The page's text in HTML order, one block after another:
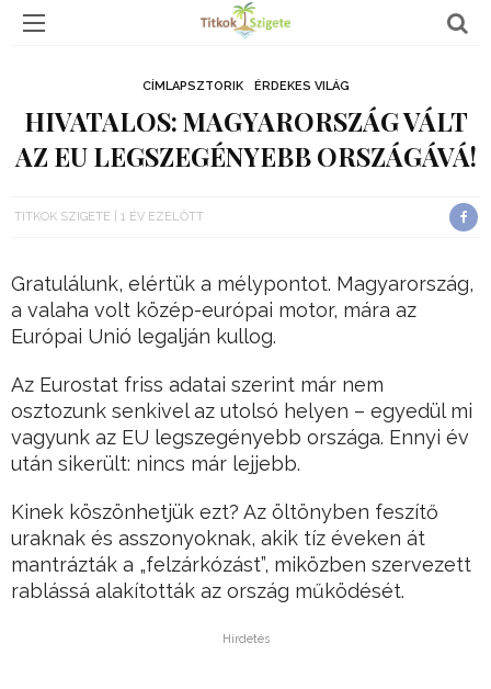
CÍMLAPSZTORIK ÉRDEKES VILÁG
HIVATALOS: MAGYARORSZÁG VÁLT
AZ EU LEGSZEGÉNYEBB ORSZÁGÁVÁ!
TITKOK SZIGETE 1 ÉV EZELŐTT
Gratulálunk, elértük a mélypontot. Magyarország,
a valaha volt közép-európai motor, mára az
Európai Unió legalján kullog.
Az Eurostat friss adatai szerint már nem
osztozunk senkivel az utolsó helyen – egyedül mi
vagyunk az EU legszegényebb országa. Ennyi év
után sikerült: nincs már lejjebb.
Kinek köszönhetjük ezt? Az öltönyben feszítő
uraknak és asszonyoknak, akik tíz éveken át
mantrázták a „felzárkózást”, miközben szervezett
rablássá alakították az ország működését.
Hirdetés